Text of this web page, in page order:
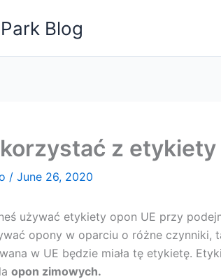
Blog
z etykiety
/ June 26, 2020
używać etykiety opon UE przy
opony w oparciu o różne czynniki,
w UE będzie miała tę etykietę.
opon zimowych.